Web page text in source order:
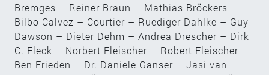
Bremges – Reiner Braun – Mathias Bröckers –
Bilbo Calvez – Courtier – Ruediger Dahlke – Guy
Dawson – Dieter Dehm – Andrea Drescher – Dirk
C. Fleck – Norbert Fleischer – Robert Fleischer –
Ben Frieden – Dr. Daniele Ganser – Jasi van